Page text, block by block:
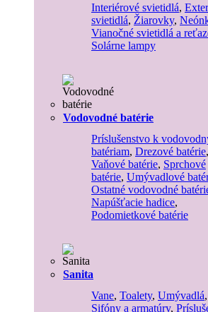
Interiérové svietidlá,
svietidlá, Žiarovky,
Vianočné svietidlá a
Solárne lampy
Vodovodné batérie
Príslušenstvo k
batériam, Drezové batérie,
Vaňové batérie, Sprchové
batérie, Umývadlové
Ostatné vodovodné
Napúšťacie hadice,
Podomietkové batérie
Sanita
Vane, Toalety, Umývadlá,
Sifóny a armatúry,